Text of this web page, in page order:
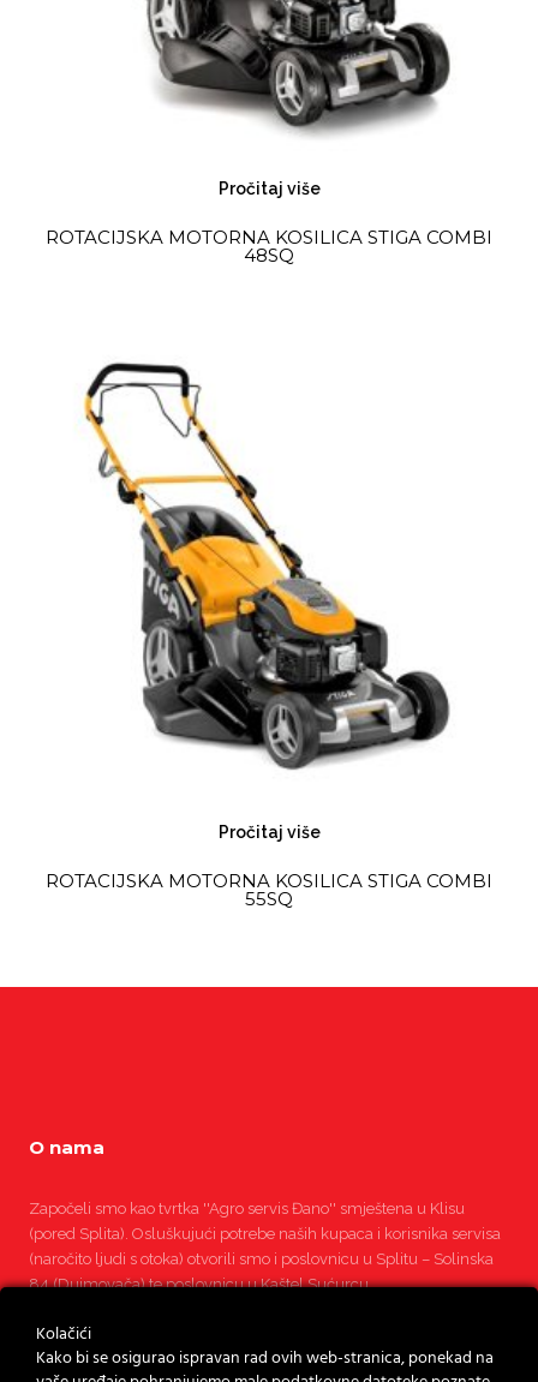
Pročitaj više
ROTACIJSKA MOTORNA KOSILICA STIGA COMBI
48SQ
Pročitaj više
ROTACIJSKA MOTORNA KOSILICA STIGA COMBI
55SQ
O nama
Započeli smo kao tvrtka ''Agro servis Đano'' smještena u Klisu
(pored Splita). Osluškujući potrebe naših kupaca i korisnika servisa
(naročito ljudi s otoka) otvorili smo i poslovnicu u Splitu – Solinska
84 (Dujmovača) te poslovnicu u Kaštel Sućurcu.
Pročitajte više
Kolačići
Kako bi se osigurao ispravan rad ovih web-stranica, ponekad na